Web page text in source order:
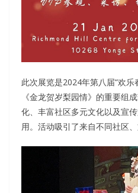
此次展览是2024年第八届“欢
《金龙贺岁梨园情》的重要组
化、丰富社区多元文化以及宣
用。活动吸引了来自不同社区、